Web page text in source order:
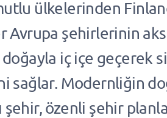
ülkelerinden
Avrupa şehirlerinin
iç içe geçerek
sağlar. Modernliğin
şehir, özenli şehir